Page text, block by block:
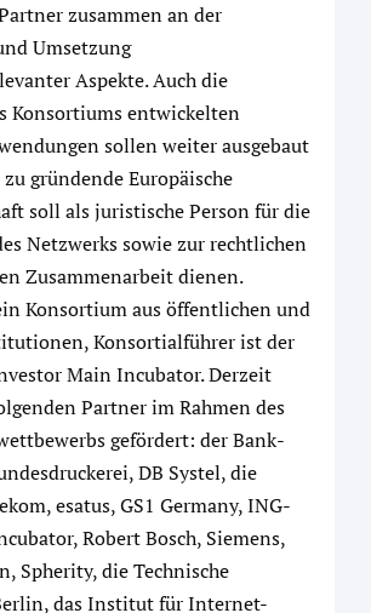
zusammen an der
Umsetzung
Aspekte. Auch die
Konsortiums entwickelten
sollen weiter ausgebaut
gründende Europäische
soll als juristische Person für die
Netzwerks sowie zur rechtlichen
Zusammenarbeit dienen.
Konsortium aus öffentlichen und
Konsortialführer ist der
Main Incubator. Derzeit
Partner im Rahmen des
gefördert: der Bank-
DB Systel, die
esatus, GS1 Germany, ING-
Robert Bosch, Siemens,
Spherity, die Technische
das Institut für Internet-